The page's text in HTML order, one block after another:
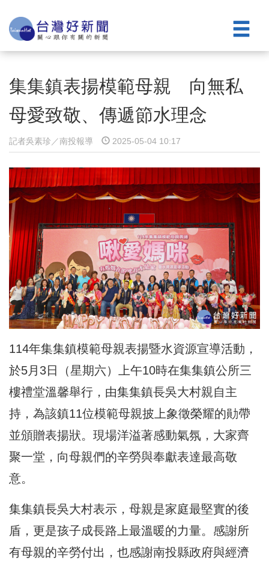
集集鎮表揚模範母親 向無私
母愛致敬、傳遞節水理念
記者吳素珍／南投報導 2025-05-04 10:17
114年集集鎮模範母親表揚暨水資源宣導活動，
於5月3日（星期六）上午10時在集集鎮公所三
樓禮堂溫馨舉行，由集集鎮長吳大村親自主
持，為該鎮11位模範母親披上象徵榮耀的勛帶
並頒贈表揚狀。現場洋溢著感動氣氛，大家齊
聚一堂，向母親們的辛勞與奉獻表達最高敬
意。
集集鎮長吳大村表示，母親是家庭最堅實的後
盾，更是孩子成長路上最溫暖的力量。感謝所
有母親的辛勞付出，也感謝南投縣政府與經濟